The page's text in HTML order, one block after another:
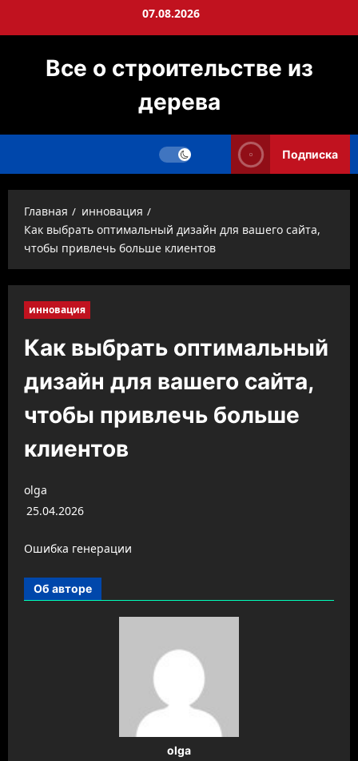
07.08.2026
Все о строительстве из
дерева
Подписка
Главная
инновация
Как выбрать оптимальный дизайн для вашего сайта,
чтобы привлечь больше клиентов
инновация
Как выбрать оптимальный
дизайн для вашего сайта,
чтобы привлечь больше
клиентов
olga
25.04.2026
Ошибка генерации
Об авторе
olga